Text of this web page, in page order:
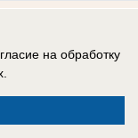
на обработку